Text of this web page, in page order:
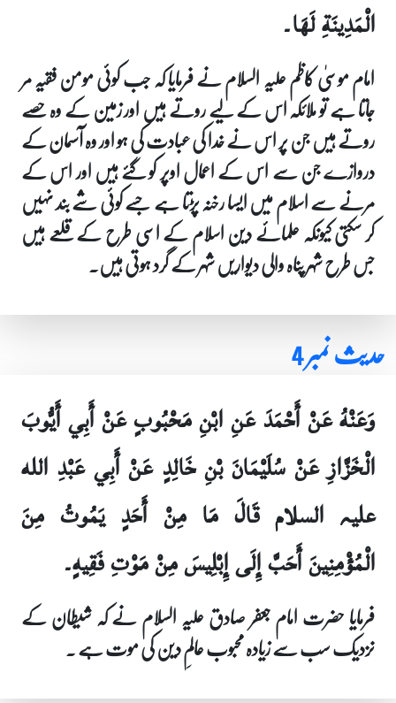
الْمَدِينَةِ لَهَا۔
امام موسیٰ کاظم علیہ السلام نے فرمایا کہ جب کوئی مومن فقیہ مر
جاتا ہے تو ملائکہ اس کے لیے روتے ہیں اور زمین کے وہ حصے
روتے ہیں جن پر اس نے خدا کی عبادت کی ہو اور وہ آسمان کے
دروازے جن سے اس کے اعمال اوپر کو گئے ہیں اور اس کے
مرنے سے اسلام میں ایسا رخنہ پڑتا ہے جسے کوئی شے بند نہیں
کر سکتی کیونکہ علمائے دین اسلام کے اسی طرح کے قلعے ہیں
جس طرح شہر پناہ والی دیواریں شہر کے گرد ہوتی ہیں۔
حدیث نمبر 4
وَعَنْهُ عَنْ أَحْمَدَ عَنِ ابْنِ مَحْبُوبٍ عَنْ أَبِي أَيُّوبَ
الْخَزَّازِ عَنْ سُلَيْمَانَ بْنِ خَالِدٍ عَنْ أَبِي عَبْدِ الله
علیہ السلام قَالَ مَا مِنْ أَحَدٍ يَمُوتُ مِنَ
الْمُؤْمِنِينَ أَحَبَّ إِلَى إِبْلِيسَ مِنْ مَوْتِ فَقِيهٍ۔
فرمایا حضرت امام جعفر صادق علیہ السلام نے کہ شیطان کے
نزدیک سب سے زیادہ محبوب عالمِ دین کی موت ہے ۔